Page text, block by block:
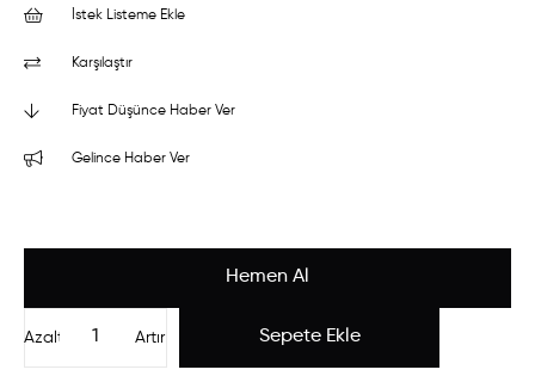
İstek Listeme Ekle
Karşılaştır
Fiyat Düşünce Haber Ver
Gelince Haber Ver
Artır
Azalt